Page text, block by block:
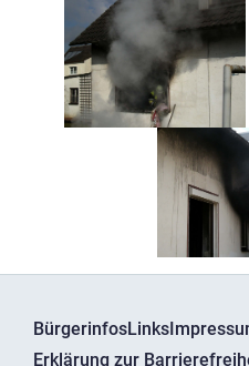
BürgerinfosLinks
Erklärung zur